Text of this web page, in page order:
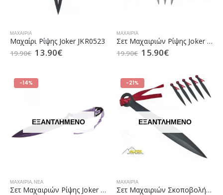
ΜΑΧΑΊΡΙΑ
Μαχαίρι Ρίψης Joker JKR0523
19.90€ 13.90€
ΜΑΧΑΊΡΙΑ
Σετ Μαχαιριών Ρίψης Joker JKR0519 (3τμχ)
19.90€ 15.90€
-14%
ΕΞΑΝΤΛΗΜΈΝΟ
ΜΑΧΑΊΡΙΑ,ΝΈΑ
Σετ Μαχαιριών Ρίψης Joker JKR0520 (3τμχ)
-21%
ΕΞΑΝΤΛΗΜΈΝΟ
ΜΑΧΑΊΡΙΑ
Σετ Mαχαιριών Σκοποβολής Kunai (6τμχ) της Αlpin Outdoor